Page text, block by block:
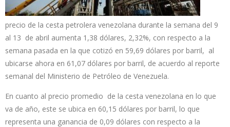
precio de la cesta petrolera venezolana durante la semana del 9
al 13 de abril aumenta 1,38 dólares, 2,32%, con respecto a la
semana pasada en la que cotizó en 59,69 dólares por barril, al
ubicarse ahora en 61,07 dólares por barril, de acuerdo al reporte
semanal del Ministerio de Petróleo de Venezuela.
En cuanto al precio promedio de la cesta venezolana en lo que
va de año, este se ubica en 60,15 dólares por barril, lo que
representa una ganancia de 0,09 dólares con respecto a la